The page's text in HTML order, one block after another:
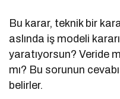
Bu karar, teknik bir
aslında iş modeli
yaratıyorsun? Veride
mı? Bu sorunun
belirler.